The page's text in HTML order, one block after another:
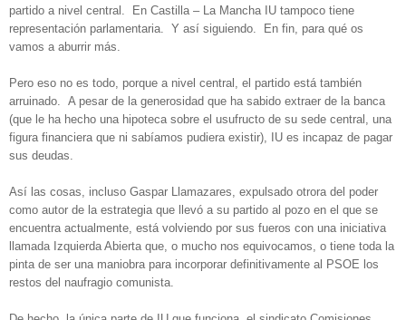
partido a nivel central. En Castilla – La Mancha IU tampoco tiene
representación parlamentaria. Y así siguiendo. En fin, para qué os
vamos a aburrir más.
Pero eso no es todo, porque a nivel central, el partido está también
arruinado. A pesar de la generosidad que ha sabido extraer de la banca
(que le ha hecho una hipoteca sobre el usufructo de su sede central, una
figura financiera que ni sabíamos pudiera existir), IU es incapaz de pagar
sus deudas.
Así las cosas, incluso Gaspar Llamazares, expulsado otrora del poder
como autor de la estrategia que llevó a su partido al pozo en el que se
encuentra actualmente, está volviendo por sus fueros con una iniciativa
llamada Izquierda Abierta que, o mucho nos equivocamos, o tiene toda la
pinta de ser una maniobra para incorporar definitivamente al PSOE los
restos del naufragio comunista.